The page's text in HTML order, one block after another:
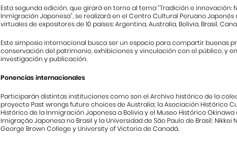
Esta segunda edición, que girará en torno al tema “Tradición e innovación:
Inmigración Japonesa”, se realizará en el Centro Cultural Peruano
virtuales de expositores de 10 países: Argentina, Australia, Bolivia, Brasil,
Este simposio internacional busca ser un espacio para compartir buenas
conservación del patrimonio, exhibiciones y vinculación con el público, y
investigación y publicación.
Ponencias internacionales
Participarán distintas instituciones como son el Archivo histórico de la
proyecto Past wrongs future choices de Australia; la Asociación Histórico
Histórico de la Inmigración Japonesa a Bolivia y el Museo Histórico Okinawa
Imigração Japonesa no Brasil y la Universidad de São Paulo de Brasil;
George Brown College y University of Victoria de Canadá.